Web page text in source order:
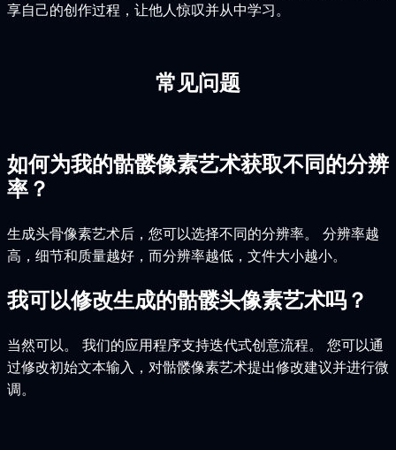
享自己的创作过程，让他人惊叹并从中学习。
常见问题
如何为我的骷髅像素艺术获取不同的分辨
率？
生成头骨像素艺术后，您可以选择不同的分辨率。 分辨率越
高，细节和质量越好，而分辨率越低，文件大小越小。
我可以修改生成的骷髅头像素艺术吗？
当然可以。 我们的应用程序支持迭代式创意流程。 您可以通
过修改初始文本输入，对骷髅像素艺术提出修改建议并进行微
调。